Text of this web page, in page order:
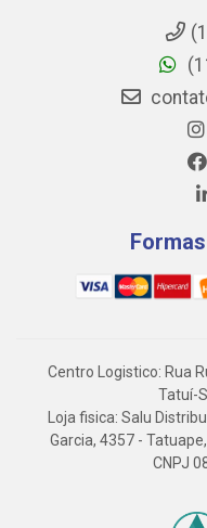
Centro Logistico: Rua
Tatuí-
Loja fisica: Salu
Garcia, 4357 -
CNPJ